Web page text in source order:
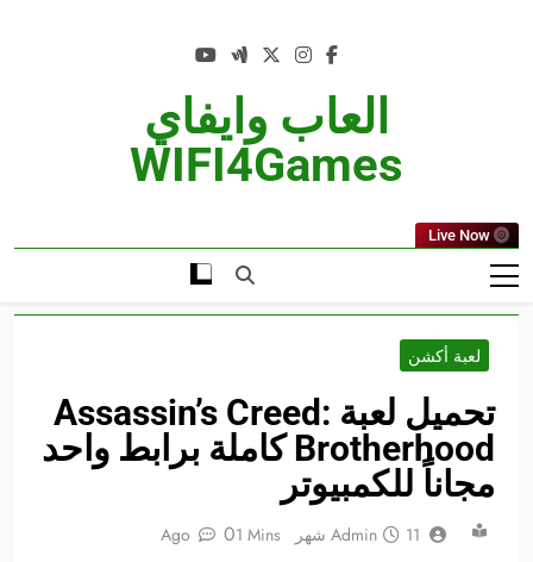
العاب وايفاي
WIFI4Games
Live Now
لعبة أكشن
تحميل لعبة Assassin’s Creed:
Brotherhood كاملة برابط واحد
مجاناً للكمبيوتر
Admin 11 شهر Ago 01 Mins